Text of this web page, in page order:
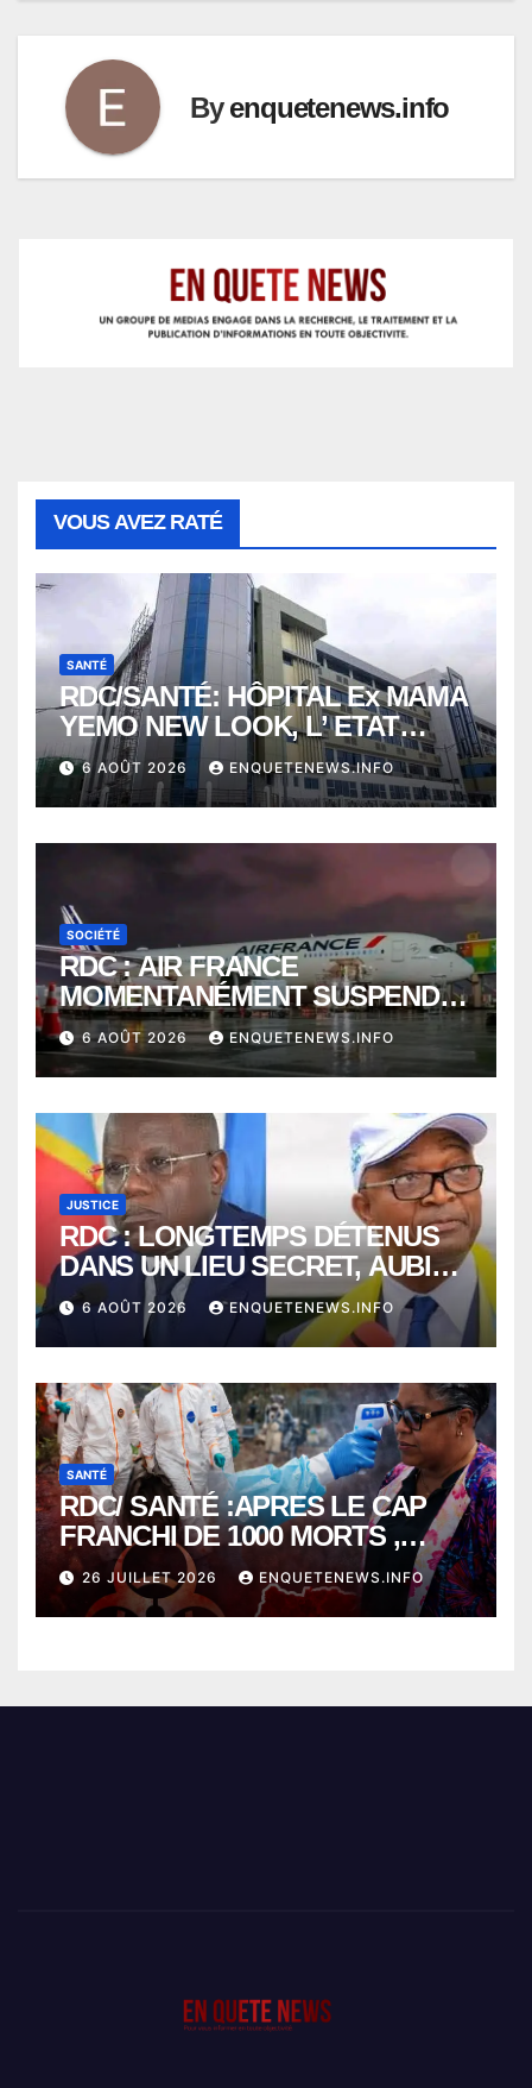
Byenquetenews.info
VOUS AVEZ RATÉ
SANTÉ
RDC/SANTÉ: HÔPITAL Ex MAMA
YEMO NEW LOOK, L’ ETAT
PERD LE CONTROLE
6 AOÛT 2026 ENQUETENEWS.INFO
SOCIÉTÉ
RDC : AIR FRANCE
MOMENTANÉMENT SUSPENDU
ENTRE KINSHASA ET PARIS ?
6 AOÛT 2026 ENQUETENEWS.INFO
JUSTICE
RDC : LONGTEMPS DÉTENUS
DANS UN LIEU SECRET, AUBIN
MINAKU ET EMMANUEL
SHADARY TRANSFÉRÉS À
L’AUDITORAT MILITAIRE
6 AOÛT 2026 ENQUETENEWS.INFO
SANTÉ
RDC/ SANTÉ :APRES LE CAP
FRANCHI DE 1000 MORTS ,
EBOLA BAT SON RECORD AVEC
PLUS DE 400 DÉCÈS EN
SEULEMENT UNE SEMAINE
26 JUILLET 2026 ENQUETENEWS.INFO